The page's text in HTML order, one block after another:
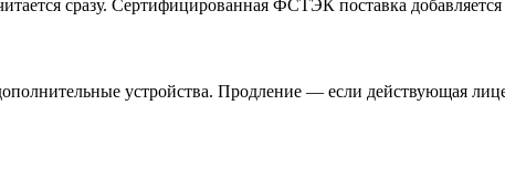
сразу. Сертифицированная ФСТЭК поставка
устройства. Продление — если действующая